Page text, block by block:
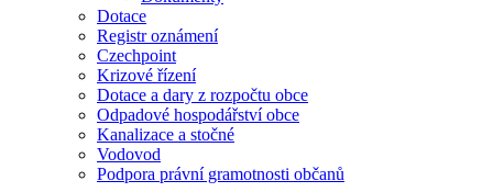
Dotace
Registr oznámení
Czechpoint
Krizové řízení
Dotace a dary z rozpočtu obce
Odpadové hospodářství obce
Kanalizace a stočné
Vodovod
Podpora právní gramotnosti občanů